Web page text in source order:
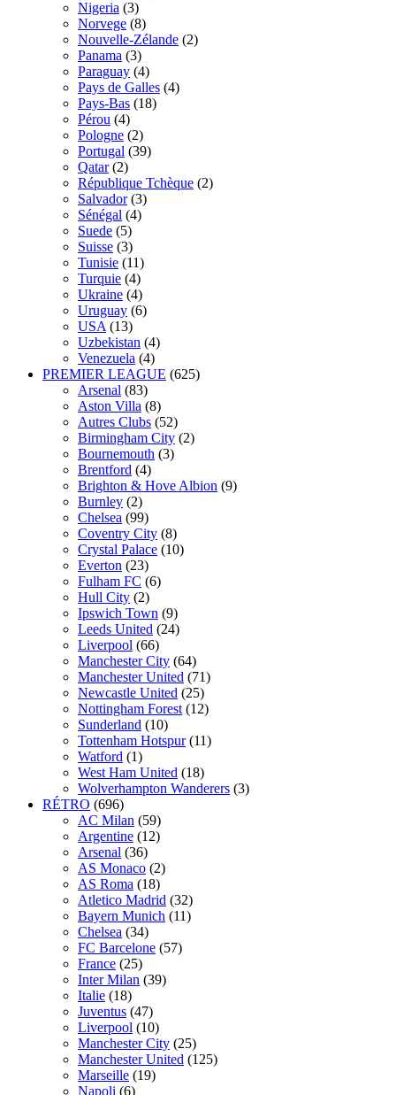
Nigeria (3)
Norvege (8)
Nouvelle-Zélande (2)
Panama (3)
Paraguay (4)
Pays de Galles (4)
Pays-Bas (18)
Pérou (4)
Pologne (2)
Portugal (39)
Qatar (2)
République Tchèque (2)
Salvador (3)
Sénégal (4)
Suede (5)
Suisse (3)
Tunisie (11)
Turquie (4)
Ukraine (4)
Uruguay (6)
USA (13)
Uzbekistan (4)
Venezuela (4)
PREMIER LEAGUE (625)
Arsenal (83)
Aston Villa (8)
Autres Clubs (52)
Birmingham City (2)
Bournemouth (3)
Brentford (4)
Brighton & Hove Albion (9)
Burnley (2)
Chelsea (99)
Coventry City (8)
Crystal Palace (10)
Everton (23)
Fulham FC (6)
Hull City (2)
Ipswich Town (9)
Leeds United (24)
Liverpool (66)
Manchester City (64)
Manchester United (71)
Newcastle United (25)
Nottingham Forest (12)
Sunderland (10)
Tottenham Hotspur (11)
Watford (1)
West Ham United (18)
Wolverhampton Wanderers (3)
RÉTRO (696)
AC Milan (59)
Argentine (12)
Arsenal (36)
AS Monaco (2)
AS Roma (18)
Atletico Madrid (32)
Bayern Munich (11)
Chelsea (34)
FC Barcelone (57)
France (25)
Inter Milan (39)
Italie (18)
Juventus (47)
Liverpool (10)
Manchester City (25)
Manchester United (125)
Marseille (19)
Napoli (6)